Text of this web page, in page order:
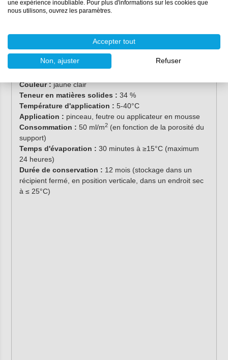
Refermez soigneusement l'emballage immédiatement
Contenu :250 ml
Couleur :jaune clair
Teneur en matières solides : 34 %
Température d'application : 5-40°C
Application : pinceau, feutre ou applicateur en mousse
Consommation : 50 ml/m2(en fonction de la porosité du
support)
Temps d'évaporation : 30 minutes à ≥15°C (maximum
24 heures)
Durée de conservation : 12 mois (stockage dans un
récipient fermé, en position verticale, dans un endroit sec
à ≤ 25°C)
une expérience inoubliable. Pour plus d'informations sur les cookies que
nous utilisons, ouvrez les paramètres.
Accepter tout
Non, ajuster Refuser